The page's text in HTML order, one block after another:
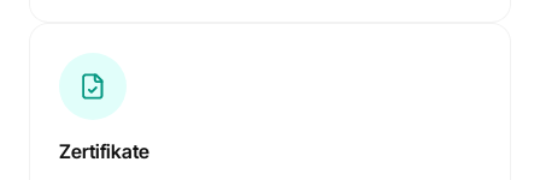
Zertifikate